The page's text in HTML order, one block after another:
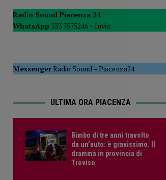
[ 6 Agosto 2026 ] Droga sulle
PIACENZA
Radio Sound Piacenza 24
WhatsApp 333 7575246 – Invia
MessengerRadio Sound–Piacenza24
ULTIMA ORA PIACENZA
Bimbo di tre anni travolto
da un’auto: è gravissimo. Il
dramma in provincia di
Treviso